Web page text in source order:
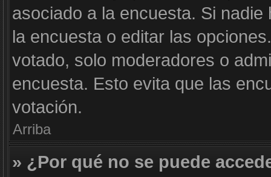
asociado a la encuesta. Si
la encuesta o editar las
votado, solo moderadores o
encuesta. Esto evita que las
votación.
Arriba
» ¿Por qué no se puede